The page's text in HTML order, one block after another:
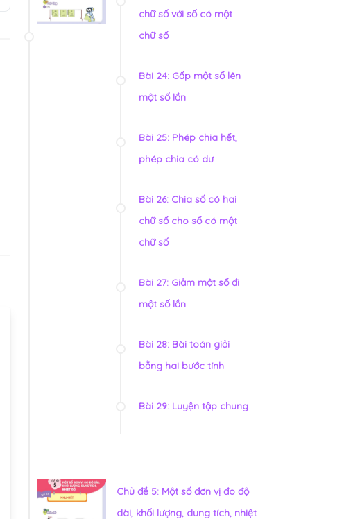
chữ số với số có một
chữ số
Bài 24: Gấp một số lên
một số lần
Bài 25: Phép chia hết,
phép chia có dư
Bài 26: Chia số có hai
chữ số cho số có một
chữ số
Bài 27: Giảm một số đi
một số lần
Bài 28: Bài toán giải
bằng hai bước tính
Bài 29: Luyện tập chung
Chủ đề 5: Một số đơn vị đo độ
dài, khối lượng, dung tích, nhiệt